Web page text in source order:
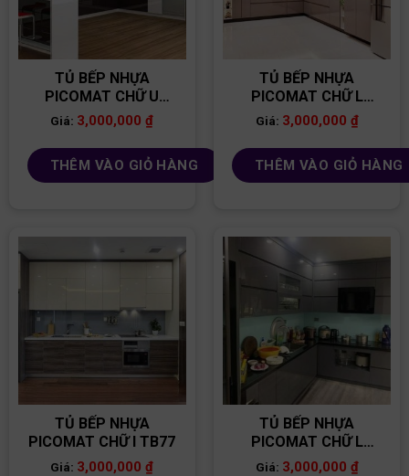
TỦ BẾP NHỰA
PICOMAT CHỮ U
TB86
Giá: 3,000,000₫
THÊM VÀO GIỎ HÀNG
TỦ BẾP NHỰA
PICOMAT CHỮ L
TB80
Giá: 3,000,000 ₫
THÊM VÀO GIỎ HÀNG
TỦ BẾP NHỰA
PICOMAT CHỮ I TB77
Giá: 3,000,000₫
TỦ BẾP NHỰA
PICOMAT CHỮ L
TB81
Giá: 3,000,000 ₫